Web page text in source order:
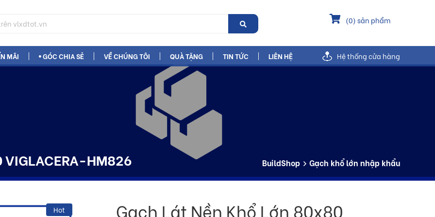
(0) sản phẩm
MÃI GÓC CHIA SẺ VỀ CHÚNG TÔI QUÀ TẶNG TIN TỨC LIÊN HỆ Hệ thống cửa hàng
HM826 BuildShop Gạch khổ lớn nhập khẩu
Hot
Gạch Lát Nền Khổ Lớn 80x80